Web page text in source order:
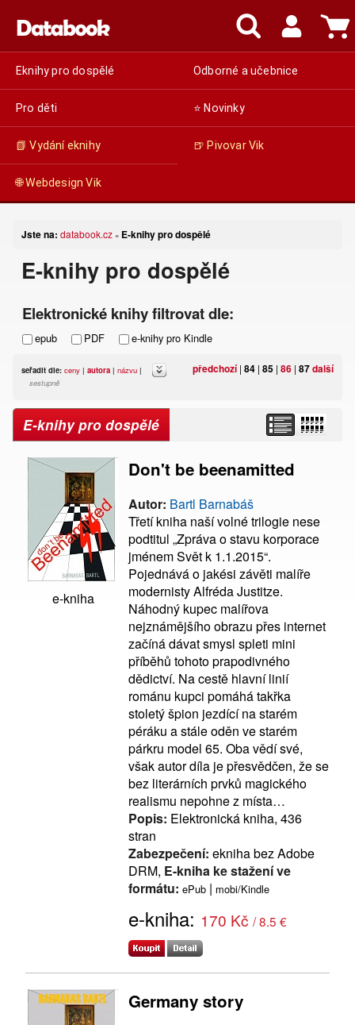
Eknihy pro dospělé Odborné a učebnice
Pro děti ⭐ Novinky
📗 Vydání eknihy 🍺 Pivovar Vik
🌐 Webdesign Vik
Jste na: databook.cz » E-knihy pro dospělé
E-knihy pro dospělé
Elektronické knihy filtrovat dle:
epub PDF e-knihy pro Kindle
předchozí| 84 | 85 | 86 | 87další
seřadit dle: ceny | autora | názvu |
sestupně
E-knihy pro dospělé
e-kniha
Don't be beenamitted
Autor: Bartl Barnabáš
Třetí kniha naší volné trilogie nese
podtitul „Zpráva o stavu korporace
jménem Svět k 1.1.2015“.
Pojednává o jakési závěti malíře
modernisty Alfréda Justitze.
Náhodný kupec malířova
nejznámějšího obrazu přes internet
začíná dávat smysl spleti mini
příběhů tohoto prapodivného
dědictví. Na cestě hlavní linií
románu kupci pomáhá takřka
stoletý špion jezdící na starém
péráku a stále oděn ve starém
párkru model 65. Oba vědí své,
však autor díla je přesvědčen, že se
bez literárních prvků magického
realismu nepohne z místa…
Popis: Elektronická kniha, 436
stran
Zabezpečení: ekniha bez Adobe
DRM, E-kniha ke stažení ve
formátu: ePub | mobi/Kindle
e-kniha: 170 Kč / 8.5 €
Germany story